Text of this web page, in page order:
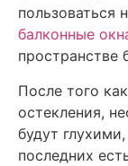
пользоваться
балконные
пространстве
После того
остекления,
будут
последних